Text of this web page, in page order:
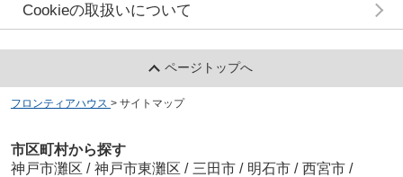
Cookieの取扱いについて
ページトップへ
フロンティアハウス > サイトマップ
市区町村から探す
神戸市灘区 / 神戸市東灘区 / 三田市 / 明石市 / 西宮市 /